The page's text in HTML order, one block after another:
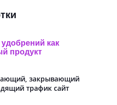
как
продукт
закрывающий
трафик сайт